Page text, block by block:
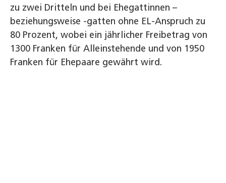
zu zwei Dritteln und bei Ehegattinnen –
beziehungsweise -gatten ohne EL-Anspruch zu
80 Prozent, wobei ein jährlicher Freibetrag von
1300 Franken für Alleinstehende und von 1950
Franken für Ehepaare gewährt wird.